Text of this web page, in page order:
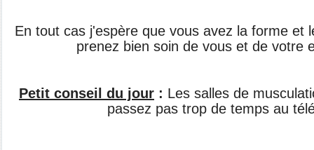
En tout cas j'espère que vous avez la forme et
prenez bien soin de vous et de votre
Petit conseil du jour : Les salles de
passez pas trop de temps au